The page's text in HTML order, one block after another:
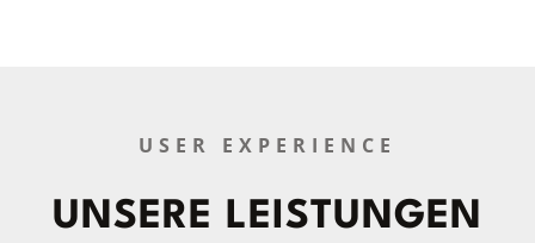
USER EXPERIENCE
UNSERE LEISTUNGEN